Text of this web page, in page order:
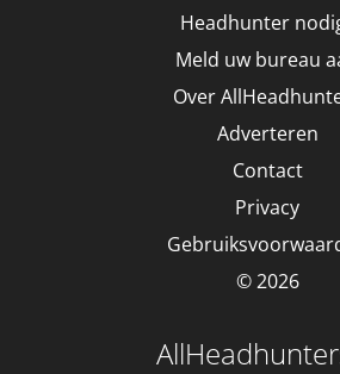
Headhunter
Meld uw bureau
Over
Adverteren
Contact
Privacy
© 2026